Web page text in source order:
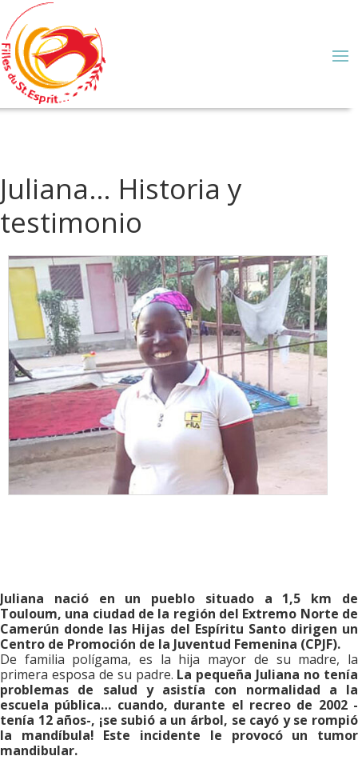
Juliana… Historia y
testimonio
Juliana nació en un pueblo situado a 1,5 km de
Touloum, una ciudad de la región del Extremo Norte de
Camerún donde las Hijas del Espíritu Santo dirigen un
Centro de Promoción de la Juventud Femenina (CPJF).
De familia polígama, es la hija mayor de su madre, la
primera esposa de su padre. La pequeña Juliana no tenía
problemas de salud y asistía con normalidad a la
escuela pública… cuando, durante el recreo de 2002 -
tenía 12 años-, ¡se subió a un árbol, se cayó y se rompió
la mandíbula! Este incidente le provocó un tumor
mandibular.